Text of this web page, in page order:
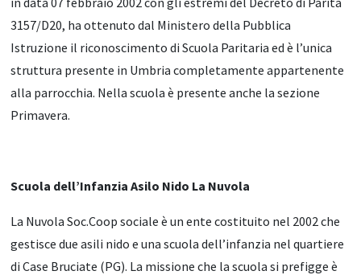
3157/D20, ha ottenuto dal Ministero della Pubblica
Istruzione il riconoscimento di Scuola Paritaria ed è l’unica
struttura presente in Umbria completamente appartenente
alla parrocchia. Nella scuola è presente anche la sezione
Primavera.
Scuola dell’Infanzia Asilo Nido La Nuvola
La Nuvola Soc.Coop sociale è un ente costituito nel 2002 che
gestisce due asili nido e una scuola dell’infanzia nel quartiere
di Case Bruciate (PG). La missione che la scuola si prefigge è